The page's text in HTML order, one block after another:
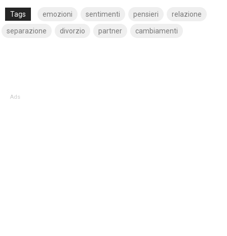
Tags emozioni sentimenti pensieri relazione
separazione divorzio partner cambiamenti
Ads